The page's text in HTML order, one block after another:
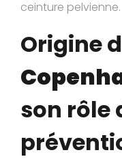
ceinture pelvienne.
Origine
son rôle